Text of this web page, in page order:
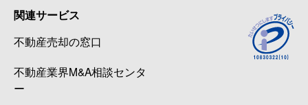
関連サービス
不動産売却の窓口
不動産業界M&A相談センタ
ー